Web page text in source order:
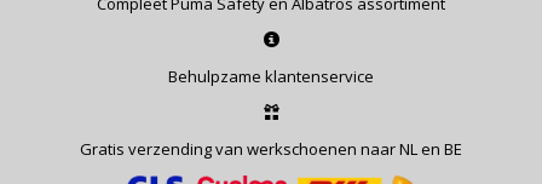
Behulpzame klantenservice
Gratis verzending van werkschoenen naar NL en BE